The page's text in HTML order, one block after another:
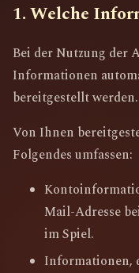
1. Welche
Bei der Nutzung der
Informationen
bereitgestellt werden.
Von Ihnen
Folgendes umfassen:
Mail-Adresse
im Spiel.
Informationen,